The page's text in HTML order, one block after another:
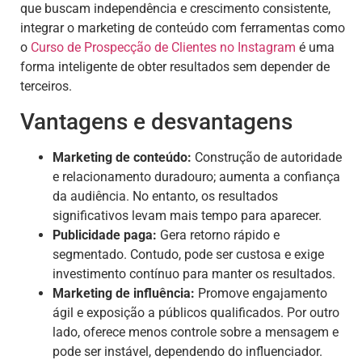
que buscam independência e crescimento consistente,
integrar o marketing de conteúdo com ferramentas como
o Curso de Prospecção de Clientes no Instagram é uma
forma inteligente de obter resultados sem depender de
terceiros.
Vantagens e desvantagens
Marketing de conteúdo: Construção de autoridade
e relacionamento duradouro; aumenta a confiança
da audiência. No entanto, os resultados
significativos levam mais tempo para aparecer.
Publicidade paga: Gera retorno rápido e
segmentado. Contudo, pode ser custosa e exige
investimento contínuo para manter os resultados.
Marketing de influência: Promove engajamento
ágil e exposição a públicos qualificados. Por outro
lado, oferece menos controle sobre a mensagem e
pode ser instável, dependendo do influenciador.